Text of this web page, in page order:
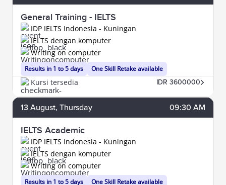
General Training - IELTS
IDP IELTS Indonesia - Kuningan
Results in 1 to 5 days
IELTS dengan komputer
Writing on computer
One Skill Retake available
Kursi tersedia IDR 3600000
13 August, Thursday 09:30 AM
IELTS Academic
IDP IELTS Indonesia - Kuningan
Results in 1 to 5 days
IELTS dengan komputer
Writing on computer
One Skill Retake available